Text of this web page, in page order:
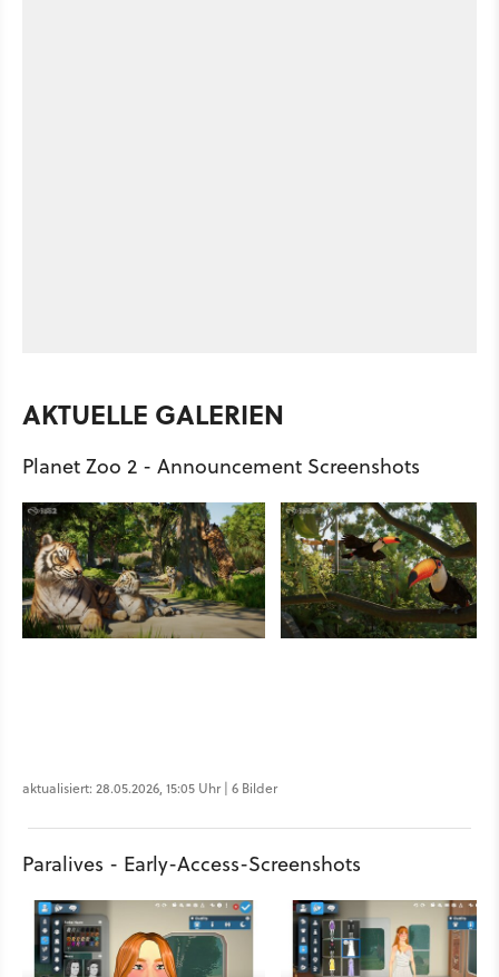
AKTUELLE GALERIEN
Planet Zoo 2 - Announcement Screenshots
aktualisiert: 28.05.2026, 15:05 Uhr | 6 Bilder
Paralives - Early-Access-Screenshots